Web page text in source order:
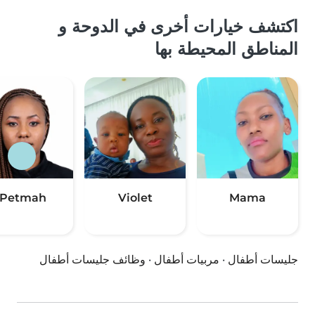
اكتشف خيارات أخرى في الدوحة و
المناطق المحيطة بها
Mama
Violet
جليسات أطفال · مربيات أطفال · وظائف جليسات أطفال